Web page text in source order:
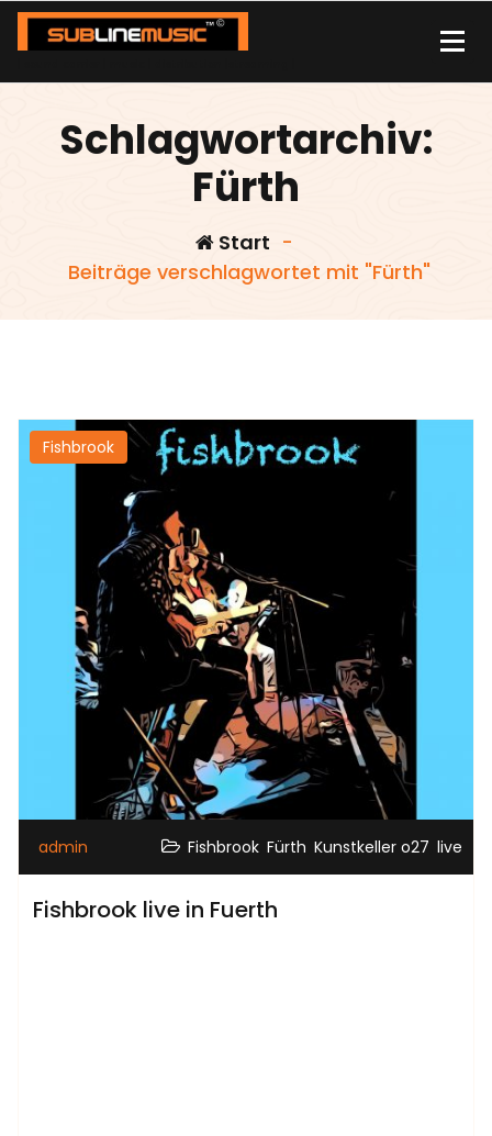
Zum
Inhalt
Schlagwortarchiv:
Fürth
Start -
Beiträge verschlagwortet mit "Fürth"
Fishbrook
admin Fishbrook Fürth Kunstkeller o27 live
Fishbrook live in Fuerth